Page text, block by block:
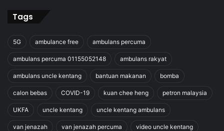
Tags
5G ambulance free ambulans percuma
ambulans percuma 01155052148 ambulans rakyat
ambulans uncle kentang bantuan makanan bomba
calon bebas COVID-19 kuan chee heng petron malaysia
UKFA uncle kentang uncle kentang ambulans
van jenazah van jenazah percuma video uncle kentang